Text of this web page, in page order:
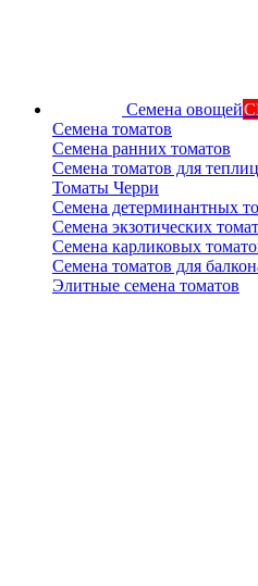
Семена овощей
Семена томатов
Семена ранних томатов
Семена томатов для
Томаты Черри
Семена детерминантных
Семена экзотических
Семена карликовых
Семена томатов для
Элитные семена томатов